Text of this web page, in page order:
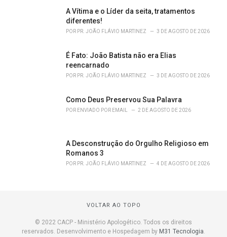
A Vítima e o Líder da seita, tratamentos
diferentes!
POR PR. JOÃO FLÁVIO MARTINEZ 3 DE AGOSTO DE 2026
É Fato: João Batista não era Elias
reencarnado
POR PR. JOÃO FLÁVIO MARTINEZ 3 DE AGOSTO DE 2026
Como Deus Preservou Sua Palavra
POR ENVIADO POR EMAIL 2 DE AGOSTO DE 2026
A Desconstrução do Orgulho Religioso em
Romanos 3
POR PR. JOÃO FLÁVIO MARTINEZ 4 DE AGOSTO DE 2026
VOLTAR AO TOPO
© 2022 CACP - Ministério Apologético. Todos os direitos
reservados. Desenvolvimento e Hospedagem by M31 Tecnologia.